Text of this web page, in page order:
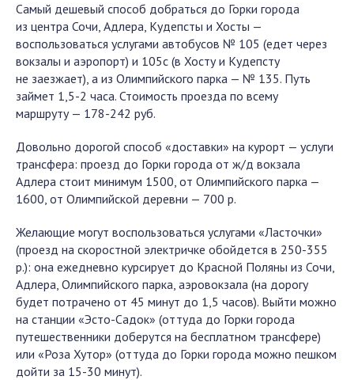
Самый дешевый способ добраться до Горки города
из центра Сочи, Адлера, Кудепсты и Хосты —
воспользоваться услугами автобусов № 105 (едет через
вокзалы и аэропорт) и 105с (в Хосту и Кудепсту
не заезжает), а из Олимпийского парка — № 135. Путь
займет 1,5-2 часа. Стоимость проезда по всему
маршруту — 178-242 руб.
Довольно дорогой способ «доставки» на курорт — услуги
трансфера: проезд до Горки города от ж/д вокзала
Адлера стоит минимум 1500, от Олимпийского парка —
1600, от Олимпийской деревни — 700 р.
Желающие могут воспользоваться услугами «Ласточки»
(проезд на скоростной электричке обойдется в 250-355
р.): она ежедневно курсирует до Красной Поляны из Сочи,
Адлера, Олимпийского парка, аэровокзала (на дорогу
будет потрачено от 45 минут до 1,5 часов). Выйти можно
на станции «Эсто-Садок» (оттуда до Горки города
путешественники доберутся на бесплатном трансфере)
или «Роза Хутор» (оттуда до Горки города можно пешком
дойти за 15-30 минут).